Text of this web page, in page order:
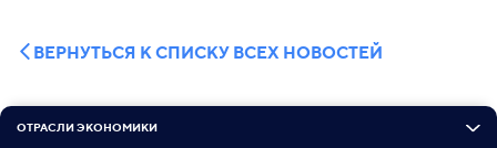
ВЕРНУТЬСЯ К СПИСКУ ВСЕХ НОВОСТЕЙ
ОТРАСЛИ ЭКОНОМИКИ